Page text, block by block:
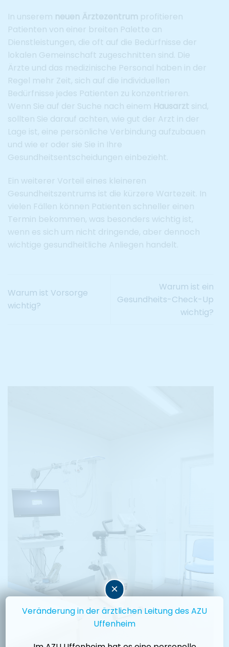
In unserem neuen Ärztezentrum profitieren
Patienten von einer breiten Palette an
Dienstleistungen, die oft auf die Bedürfnisse der
lokalen Gemeinschaft zugeschnitten sind. Die
Ärzte und das medizinische Personal haben in der
Regel mehr Zeit, sich auf die individuellen
Bedürfnisse jedes Patienten zu konzentrieren.
Wenn Sie auf der Suche nach einem Hausarzt sind,
sollten Sie darauf achten, wie gut der Arzt in der
Lage ist, eine persönliche Verbindung aufzubauen
und wie er oder sie Sie in Ihre
Gesundheitsentscheidungen einbezieht.
Ein weiterer Vorteil eines kleineren
Gesundheitszentrums ist die kürzere Wartezeit. In
vielen Fällen können Patienten schneller einen
Termin bekommen, was besonders wichtig ist,
wenn es sich um nicht dringende, aber dennoch
wichtige gesundheitliche Anliegen handelt.
Warum ist Vorsorge
wichtig?
Warum ist ein
Gesundheits-Check-Up
wichtig?
Veränderung in der ärztlichen Leitung des AZU
Uffenheim
×